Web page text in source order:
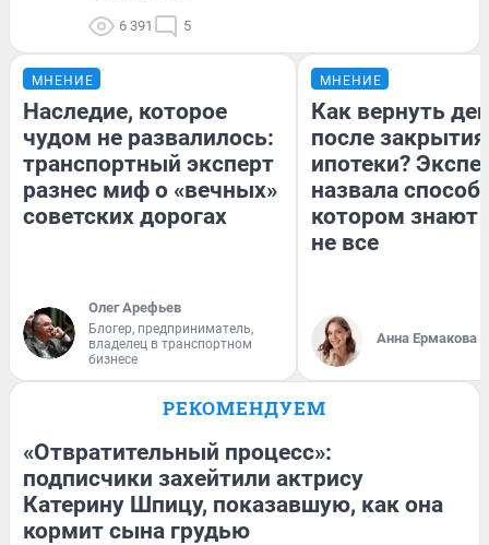
6 391 5
МНЕНИЕ
Наследие, которое
чудом не развалилось:
транспортный эксперт
разнес миф о «вечных»
советских дорогах
Олег Арефьев
Блогер, предприниматель,
владелец в транспортном
бизнесе
МНЕНИЕ
Как вернуть
после закрытия
ипотеки?
назвала
котором знают
не все
Анна Ермакова
РЕКОМЕНДУЕМ
«Отвратительный процесс»:
подписчики захейтили актрису
Катерину Шпицу, показавшую, как она
кормит сына грудью